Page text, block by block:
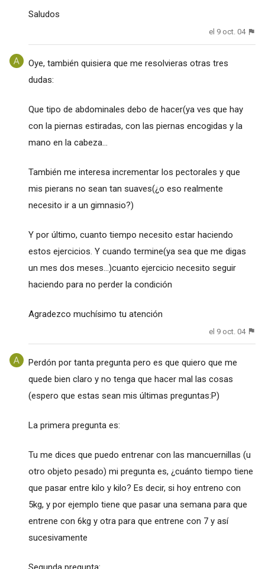
Saludos
el 9 oct. 04
Oye, también quisiera que me resolvieras otras tres
dudas:
Que tipo de abdominales debo de hacer(ya ves que hay
con la piernas estiradas, con las piernas encogidas y la
mano en la cabeza...
También me interesa incrementar los pectorales y que
mis pierans no sean tan suaves(¿o eso realmente
necesito ir a un gimnasio?)
Y por último, cuanto tiempo necesito estar haciendo
estos ejercicios. Y cuando termine(ya sea que me digas
un mes dos meses...)cuanto ejercicio necesito seguir
haciendo para no perder la condición
Agradezco muchísimo tu atención
el 9 oct. 04
Perdón por tanta pregunta pero es que quiero que me
quede bien claro y no tenga que hacer mal las cosas
(espero que estas sean mis últimas preguntas:P)
La primera pregunta es:
Tu me dices que puedo entrenar con las mancuernillas (u
otro objeto pesado) mi pregunta es, ¿cuánto tiempo tiene
que pasar entre kilo y kilo? Es decir, si hoy entreno con
5kg, y por ejemplo tiene que pasar una semana para que
entrene con 6kg y otra para que entrene con 7 y así
sucesivamente